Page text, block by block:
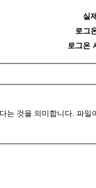
실
로그
로그온
는 것을 의미합니다. 파